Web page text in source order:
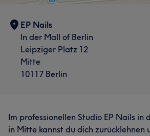
EP Nails
In der Mall of Berlin
Leipziger Platz 12
Mitte
10117 Berlin
Im professionellen Studio EP Nails in
in Mitte kannst du dich zurücklehnen